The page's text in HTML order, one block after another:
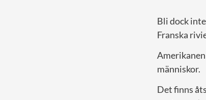
Bli dock
Franska
människor.
Det finns